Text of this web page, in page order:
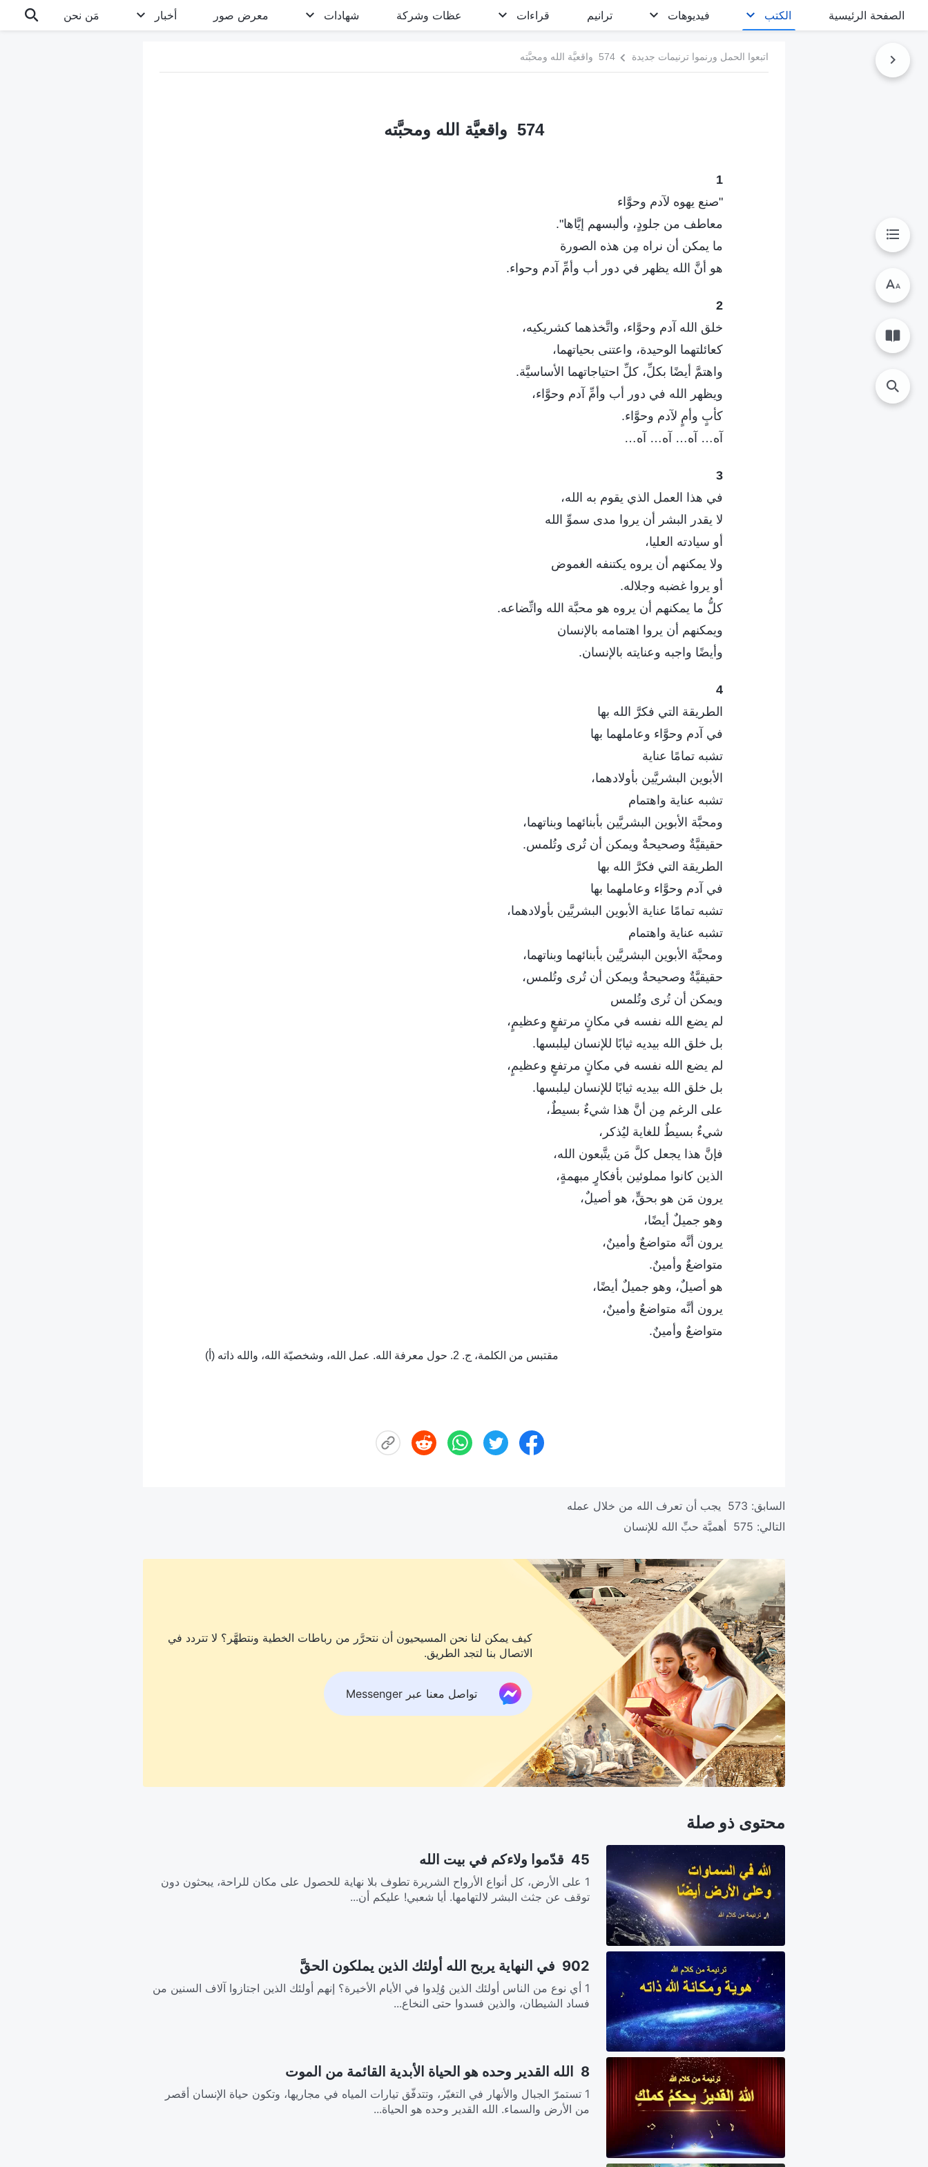
الصفحة الرئيسية الكتب فيديوهات ترانيم قراءات عظات وشركة شهادات معرض صور أخبار مَن نحن
اتبعوا الحمل ورنموا ترنيمات جديدة 574 واقعيَّة الله ومحبَّته
574 واقعيَّة الله ومحبَّته
1
"صنع يهوه لآدم وحوَّاء
معاطف من جلودٍ، وألبسهم إيَّاها".
ما يمكن أن نراه مِن هذه الصورة
هو أنَّ الله يظهر في دور أب وأمِّ آدم وحواء.
2
خلق الله آدم وحوَّاء، واتَّخذهما كشريكيه،
كعائلتهما الوحيدة، واعتنى بحياتهما،
واهتمَّ أيضًا بكلِّ، كلِّ احتياجاتهما الأساسيَّة.
ويظهر الله في دور أب وأمِّ آدم وحوَّاء،
كأبٍ وأمٍ لآدم وحوَّاء.
آه… آه… آه… آه…
3
في هذا العمل الذي يقوم به الله،
لا يقدر البشر أن يروا مدى سموِّ الله
أو سيادته العليا،
ولا يمكنهم أن يروه يكتنفه الغموض
أو يروا غضبه وجلاله.
كلُّ ما يمكنهم أن يروه هو محبَّة الله واتِّضاعه.
ويمكنهم أن يروا اهتمامه بالإنسان
وأيضًا واجبه وعنايته بالإنسان.
4
الطريقة التي فكرَّ الله بها
في آدم وحوَّاء وعاملهما بها
تشبه تمامًا عناية
الأبوين البشريَّين بأولادهما،
تشبه عناية واهتمام
ومحبَّة الأبوين البشريَّين بأبنائهما وبناتهما،
حقيقيَّةٌ وصحيحةٌ ويمكن أن تُرى وتُلمس.
الطريقة التي فكرَّ الله بها
في آدم وحوَّاء وعاملهما بها
تشبه تمامًا عناية الأبوين البشريَّين بأولادهما،
تشبه عناية واهتمام
ومحبَّة الأبوين البشريَّين بأبنائهما وبناتهما،
حقيقيَّةٌ وصحيحةٌ ويمكن أن تُرى وتُلمس،
ويمكن أن تُرى وتُلمس
لم يضع الله نفسه في مكانٍ مرتفعٍ وعظيمٍ،
بل خلق الله بيديه ثيابًا للإنسان ليلبسها.
لم يضع الله نفسه في مكانٍ مرتفعٍ وعظيمٍ،
بل خلق الله بيديه ثيابًا للإنسان ليلبسها.
على الرغم مِن أنَّ هذا شيءٌ بسيطٌ،
شيءٌ بسيطٌ للغاية ليُذكر،
فإنَّ هذا يجعل كلَّ مَن يتَّبعون الله،
الذين كانوا مملوئين بأفكارٍ مبهمةٍ،
يرون مَن هو بحقٍّ، هو أصيلٌ،
وهو جميلٌ أيضًا،
يرون أنَّه متواضعٌ وأمينٌ،
متواضعٌ وأمينٌ.
هو أصيلٌ، وهو جميلٌ أيضًا،
يرون أنَّه متواضعٌ وأمينٌ،
متواضعٌ وأمينٌ.
مقتبس من الكلمة، ج. 2. حول معرفة الله. عمل الله، وشخصيّة الله، والله ذاته (أ)
السابق: 573 يجب أن تعرف الله من خلال عمله
التالي: 575 أهميَّة حبِّ الله للإنسان
كيف يمكن لنا نحن المسيحيون أن نتحرَّر من رباطات الخطية ونتطهَّر؟ لا تتردد في
الاتصال بنا لتجد الطريق.
تواصل معنا عبر Messenger
محتوى ذو صلة
45 قدّموا ولاءكم في بيت الله
1 على الأرض، كل أنواع الأرواح الشريرة تطوف بلا نهاية للحصول على مكان للراحة، يبحثون دون
توقف عن جثث البشر لالتهامها. أيا شعبي! عليكم أن...
902 في النهاية يربح الله أولئك الذين يملكون الحقَّ
1 أي نوع من الناس أولئك الذين وُلِدوا في الأيام الأخيرة؟ إنهم أولئك الذين اجتازوا آلاف السنين من
فساد الشيطان، والذين فسدوا حتى النخاع...
8 الله القدير وحده هو الحياة الأبدية القائمة من الموت
1 تستمرّ الجبال والأنهار في التغيّر، وتتدفّق تيارات المياه في مجاريها، وتكون حياة الإنسان أقصر
من الأرض والسماء. الله القدير وحده هو الحياة...